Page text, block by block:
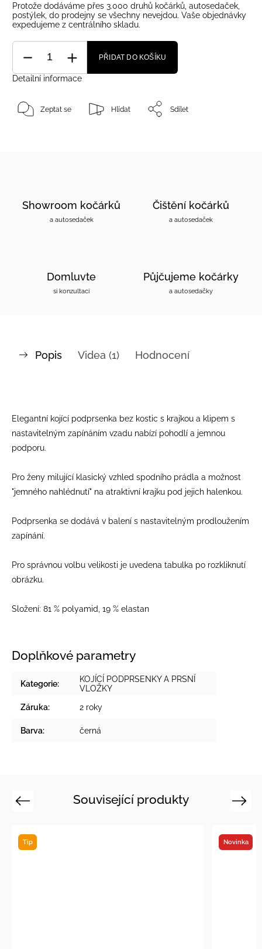
Protože dodáváme přes 3.000 druhů kočárků, autosedaček,
postýlek, do prodejny se všechny nevejdou. Vaše objednávky
expedujeme z centrálního skladu.
PŘIDAT DO KOŠÍKU
Detailní informace
Zeptat se Hlídat Sdílet
Showroom kočárků
a autosedaček
Čištění kočárků
a autosedaček
Domluvte
si konzultaci
Půjčujeme kočárky
a autosedačky
Popis Videa (1) Hodnocení
Elegantní kojící podprsenka bez kostic s krajkou a klipem s
nastavitelným zapínáním vzadu nabízí pohodlí a jemnou
podporu.
Pro ženy milující klasický vzhled spodního prádla a možnost
"jemného nahlédnutí" na atraktivní krajku pod jejich halenkou.
Podprsenka se dodává v balení s nastavitelným prodloužením
zapínání.
Pro správnou volbu velikosti je uvedena tabulka po rozkliknutí
obrázku.
Složení: 81 % polyamid, 19 % elastan
Doplňkové parametry
Kategorie:
KOJÍCÍ PODPRSENKY A PRSNÍ
VLOŽKY
Záruka: 2 roky
Barva: černá
Související produkty
Previous
Tip Novinka
Next